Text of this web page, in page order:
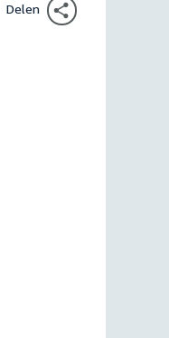
Delen